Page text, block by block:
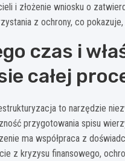
i złożenie wniosku o
z ochrony, co
czas i
całej
to narzędzie
przygotowania spisu
ma współpraca z
z kryzysu finansowego,